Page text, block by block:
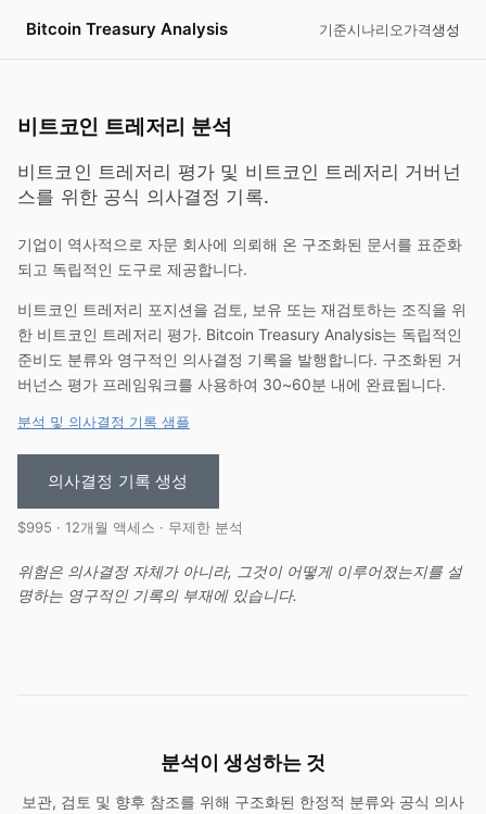
Bitcoin Treasury Analysis 기준시나리오가격생성
비트코인 트레저리 분석
비트코인 트레저리 평가 및 비트코인 트레저리 거버넌
스를 위한 공식 의사결정 기록.
기업이 역사적으로 자문 회사에 의뢰해 온 구조화된 문서를 표준화
되고 독립적인 도구로 제공합니다.
비트코인 트레저리 포지션을 검토, 보유 또는 재검토하는 조직을 위
한 비트코인 트레저리 평가. Bitcoin Treasury Analysis는 독립적인
준비도 분류와 영구적인 의사결정 기록을 발행합니다. 구조화된 거
버넌스 평가 프레임워크를 사용하여 30~60분 내에 완료됩니다.
분석 및 의사결정 기록 샘플
의사결정 기록 생성
$995 · 12개월 액세스 · 무제한 분석
위험은 의사결정 자체가 아니라, 그것이 어떻게 이루어졌는지를 설
명하는 영구적인 기록의 부재에 있습니다.
분석이 생성하는 것
보관, 검토 및 향후 참조를 위해 구조화된 한정적 분류와 공식 의사